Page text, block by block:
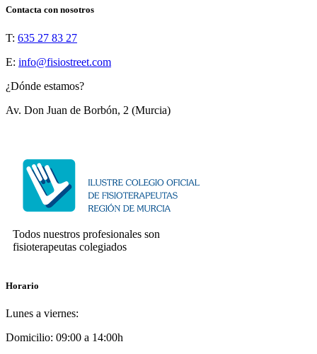
Contacta con nosotros
T: 635 27 83 27
E: info@fisiostreet.com
¿Dónde estamos?
Av. Don Juan de Borbón, 2 (Murcia)
Todos nuestros profesionales son
fisioterapeutas colegiados
Horario
Lunes a viernes:
Domicilio: 09:00 a 14:00h